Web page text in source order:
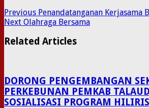
Previous Penandatanganan Kerjasama
Next Olahraga Bersama
Related Articles
DORONG PENGEMBANGAN
PERKEBUNAN PEMKAB
SOSIALISASI PROGRAM